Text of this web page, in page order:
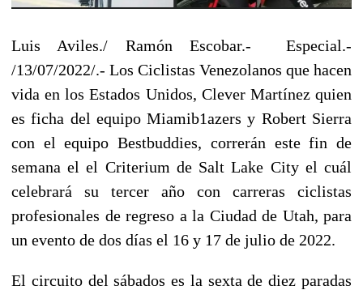
Luis Aviles./ Ramón Escobar.- Especial.-
/13/07/2022/.- Los Ciclistas Venezolanos que hacen
vida en los Estados Unidos, Clever Martínez quien
es ficha del equipo Miamib1azers y Robert Sierra
con el equipo Bestbuddies, correrán este fin de
semana el el Criterium de Salt Lake City el cuál
celebrará su tercer año con carreras ciclistas
profesionales de regreso a la Ciudad de Utah, para
un evento de dos días el 16 y 17 de julio de 2022.
El circuito del sábados es la sexta de diez paradas